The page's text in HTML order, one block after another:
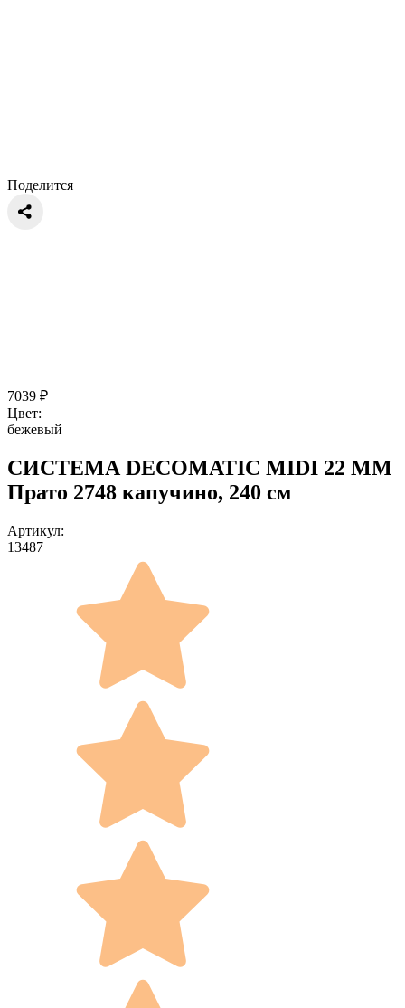
Поделится
7039 ₽
Цвет:
бежевый
СИСТЕМА DECOMATIC MIDI 22 ММ
Прато 2748 капучино, 240 см
Артикул:
13487